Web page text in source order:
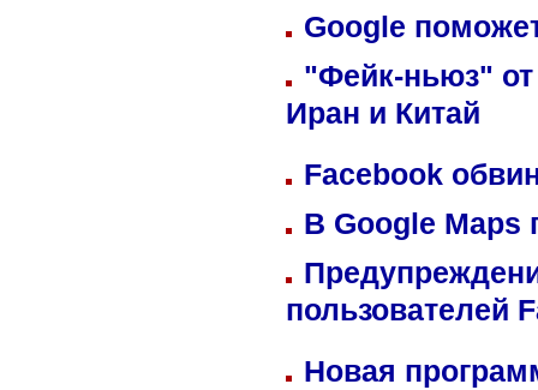
Google
"Фейк-ньюз" от
Иран и Китай
Facebook
В Google Maps
пользователей
Новая